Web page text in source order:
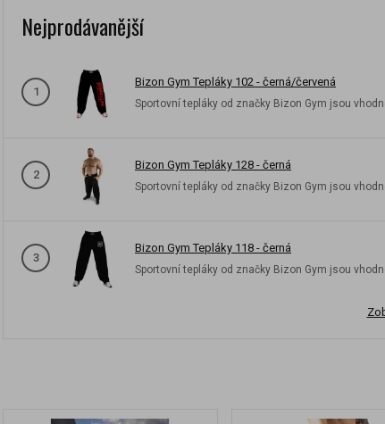
Nejprodávanější
1
Bizon Gym Tepláky 102 - černá/červená
Sportovní tepláky od značky Bizon Gym jsou
2
Bizon Gym Tepláky 128 - černá
Sportovní tepláky od značky Bizon Gym jsou
3
Bizon Gym Tepláky 118 - černá
Sportovní tepláky od značky Bizon Gym jsou